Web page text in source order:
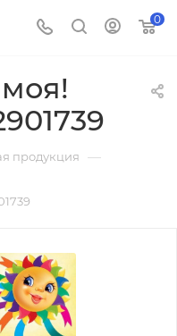
0
продукция —